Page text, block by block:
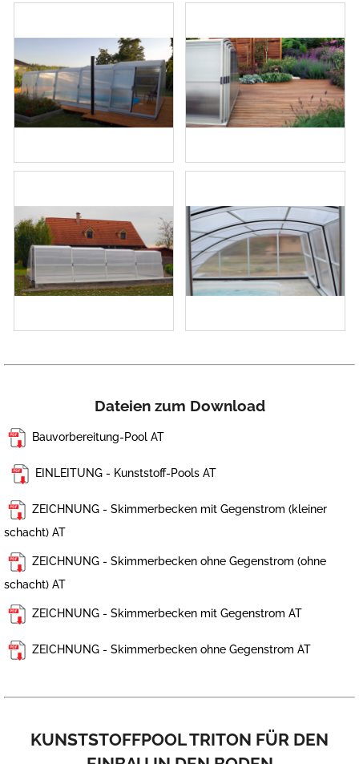
Dateien zum Download
Bauvorbereitung-Pool AT
EINLEITUNG - Kunststoff-Pools AT
ZEICHNUNG - Skimmerbecken mit Gegenstrom (kleiner
schacht) AT
ZEICHNUNG - Skimmerbecken ohne Gegenstrom (ohne
schacht) AT
ZEICHNUNG - Skimmerbecken mit Gegenstrom AT
ZEICHNUNG - Skimmerbecken ohne Gegenstrom AT
KUNSTSTOFFPOOL TRITON FÜR DEN